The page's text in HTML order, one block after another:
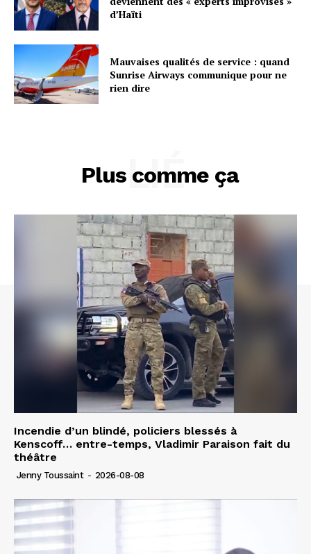
d’Haïti
Mauvaises qualités de service : quand
Sunrise Airways communique pour ne
rien dire
Plus comme ça
LIÉ
Incendie d’un blindé, policiers blessés à
Kenscoff… entre-temps, Vladimir Paraison fait du
théâtre
Jenny Toussaint - 2026-08-08